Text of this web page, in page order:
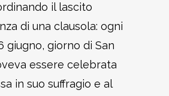
il lascito
di una clausola: ogni
giugno, giorno di San
essere celebrata
in suo suffragio e al